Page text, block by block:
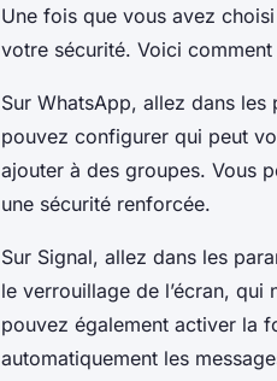
Une fois que vous avez
votre sécurité. Voici
Sur WhatsApp, allez dans
pouvez configurer qui peut
ajouter à des groupes. Vous
une sécurité renforcée.
Sur Signal, allez dans les
le verrouillage de l’écran, qui
pouvez également activer la
automatiquement les